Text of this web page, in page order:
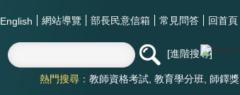
English 網站導覽 部長民意信箱 常見問答 回首頁
進階搜尋
熱門搜尋： 教師資格考試 教育學分班 師鐸獎